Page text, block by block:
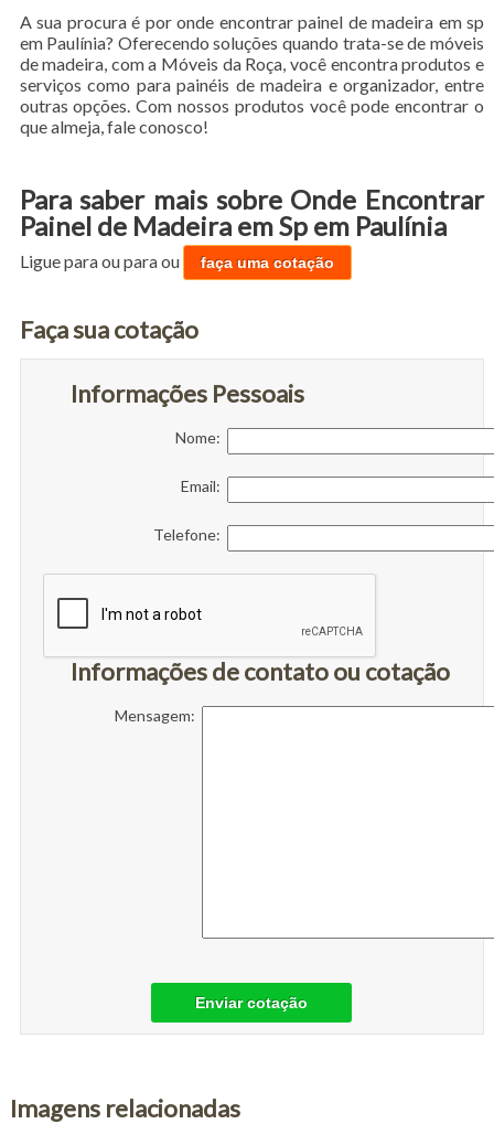
A sua procura é por onde encontrar painel de madeira em sp
em Paulínia? Oferecendo soluções quando trata-se de móveis
de madeira, com a Móveis da Roça, você encontra produtos e
serviços como para painéis de madeira e organizador, entre
outras opções. Com nossos produtos você pode encontrar o
que almeja, fale conosco!
Para saber mais sobre Onde Encontrar
Painel de Madeira em Sp em Paulínia
Ligue paraou paraou faça uma cotação
Faça sua cotação
Informações Pessoais
Nome:
Email:
Telefone:
Informações de contato ou cotação
Mensagem:
Enviar cotação
Imagens relacionadas